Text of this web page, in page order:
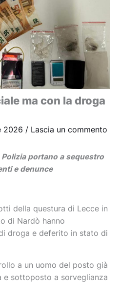
ma con la droga
2026 / Lascia un commento
portano a sequestro
e denunce
della questura di Lecce in
di Nardò hanno
droga e deferito in stato di
a un uomo del posto già
sottoposto a sorveglianza